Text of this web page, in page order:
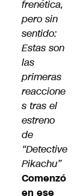
frenética,
pero sin
sentido:
Estas son
las
primeras
reaccione
s tras el
estreno
de
“Detective
Pikachu”
Comenzó
en ese